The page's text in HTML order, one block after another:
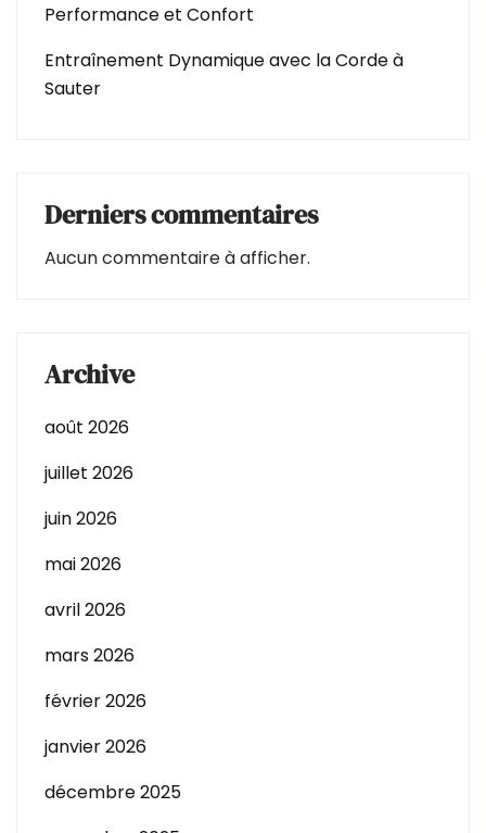
Performance et Confort
Entraînement Dynamique avec la Corde à
Sauter
Derniers commentaires
Aucun commentaire à afficher.
Archive
août 2026
juillet 2026
juin 2026
mai 2026
avril 2026
mars 2026
février 2026
janvier 2026
décembre 2025